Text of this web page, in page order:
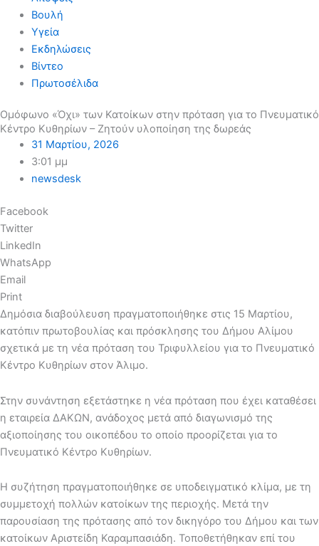
Βουλή
Υγεία
Εκδηλώσεις
Βίντεο
Πρωτοσέλιδα
Ομόφωνο «Όχι» των Κατοίκων στην πρόταση για το Πνευματικό
Κέντρο Κυθηρίων – Ζητούν υλοποίηση της δωρεάς
31 Μαρτίου, 2026
3:01 μμ
newsdesk
Facebook
Twitter
LinkedIn
WhatsApp
Email
Print
Δημόσια διαβούλευση πραγματοποιήθηκε στις 15 Μαρτίου,
κατόπιν πρωτοβουλίας και πρόσκλησης του Δήμου Αλίμου
σχετικά με τη νέα πρόταση του Τριφυλλείου για το Πνευματικό
Κέντρο Κυθηρίων στον Άλιμο.
Στην συνάντηση εξετάστηκε η νέα πρόταση που έχει καταθέσει
η εταιρεία ΔΑΚΩΝ, ανάδοχος μετά από διαγωνισμό της
αξιοποίησης του οικοπέδου το οποίο προορίζεται για το
Πνευματικό Κέντρο Κυθηρίων.
Η συζήτηση πραγματοποιήθηκε σε υποδειγματικό κλίμα, με τη
συμμετοχή πολλών κατοίκων της περιοχής. Μετά την
παρουσίαση της πρότασης από τον δικηγόρο του Δήμου και των
κατοίκων Αριστείδη Καραμπασιάδη. Τοποθετήθηκαν επί του